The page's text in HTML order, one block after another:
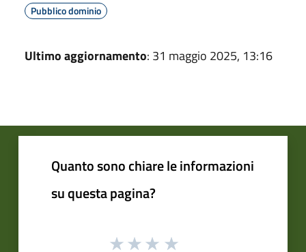
Pubblico dominio
Ultimo aggiornamento: 31 maggio 2025, 13:16
Quanto sono chiare le informazioni
su questa pagina?